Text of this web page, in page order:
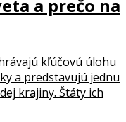
a prečo na
kľúčovú úlohu
a predstavujú jednu
krajiny. Štáty ich